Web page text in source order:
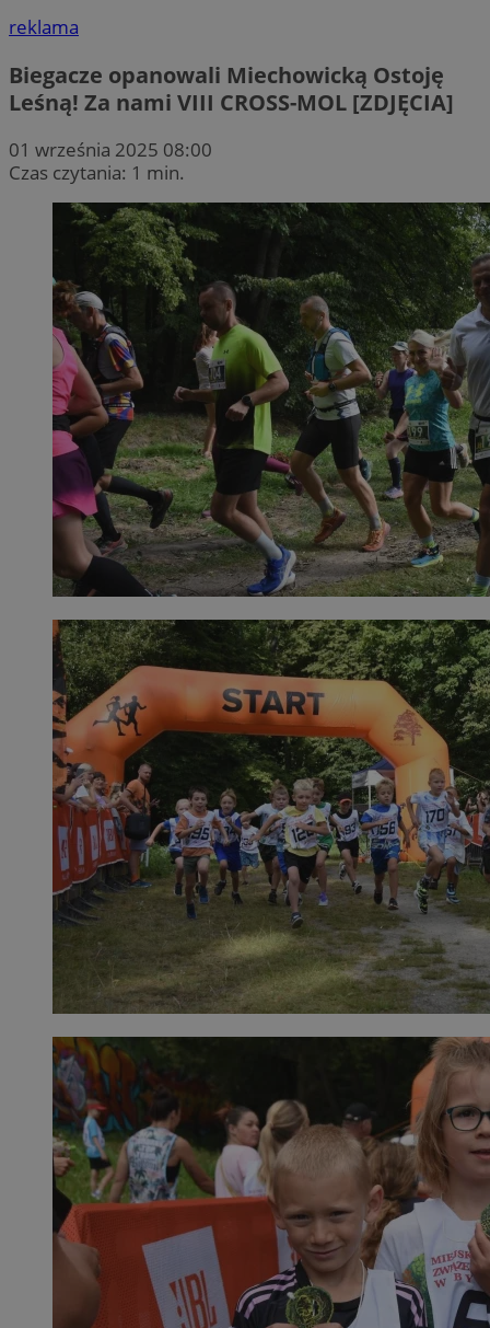
reklama
Biegacze opanowali Miechowicką Ostoję
Leśną! Za nami VIII CROSS-MOL [ZDJĘCIA]
01 września 2025 08:00
Czas czytania: 1 min.